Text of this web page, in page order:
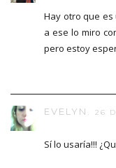
Hay otro que es
a ese lo miro
pero estoy
EVELYN. 26
Sí lo usaría!!!